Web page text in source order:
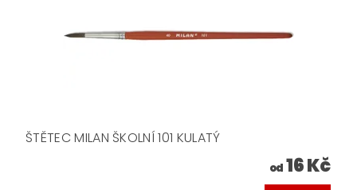
ŠTĚTEC MILAN ŠKOLNÍ 101 KULATÝ
od 16 Kč